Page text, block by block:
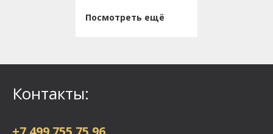
Посмотреть ещё
Контакты: